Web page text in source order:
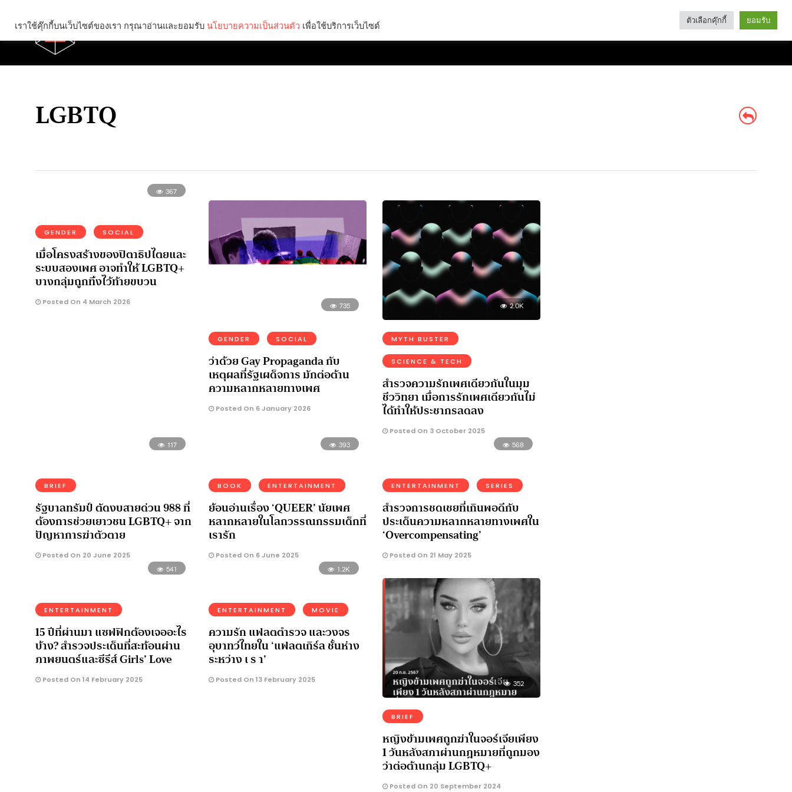
Categories
LGBTQ
367
GENDER SOCIAL
เมื่อโครงสร้างของปิตาธิปไตยและ
ระบบสองเพศ อาจทำให้ LGBTQ+
บางกลุ่มถูกทิ้งไว้ท้ายขบวน
Posted On 4 March 2026 735
GENDER SOCIAL
ว่าด้วย Gay Propaganda กับ
เหตุผลที่รัฐเผด็จการ มักต่อต้าน
ความหลากหลายทางเพศ
Posted On 6 January 2026
2.0K
MYTH BUSTER
SCIENCE & TECH
สำรวจความรักเพศเดียวกันในมุม
ชีววิทยา เมื่อการรักเพศเดียวกันไม่
ได้ทำให้ประชากรลดลง
Posted On 3 October 2025
117
BRIEF
รัฐบาลทรัมป์ ตัดงบสายด่วน 988 ที่
ต้องการช่วยเยาวชน LGBTQ+ จาก
ปัญหาการฆ่าตัวตาย
Posted On 20 June 2025
393
BOOK ENTERTAINMENT
ย้อนอ่านเรื่อง ‘QUEER’ นัยเพศ
หลากหลายในโลกวรรณกรรมเด็กที่
เรารัก
Posted On 6 June 2025
568
ENTERTAINMENT SERIES
สำรวจการชดเชยที่เกินพอดีกับ
ประเด็นความหลากหลายทางเพศใน
‘Overcompensating’
Posted On 21 May 2025
541
ENTERTAINMENT
15 ปีที่ผ่านมา แซฟฟิกต้องเจออะไร
บ้าง? สำรวจประเด็นที่สะท้อนผ่าน
ภาพยนตร์และซีรีส์ Girls’ Love
Posted On 14 February 2025
1.2K
ENTERTAINMENT MOVIE
ความรัก แฟลตตำรวจ และวงจร
อุบาทว์ไทยใน ‘แฟลตเกิร์ล ชั้นห่าง
ระหว่าง เ ร า’
Posted On 13 February 2025 352
BRIEF
หญิงข้ามเพศถูกฆ่าในจอร์เจียเพียง
1 วันหลังสภาผ่านกฎหมายที่ถูกมอง
ว่าต่อต้านกลุ่ม LGBTQ+
Posted On 20 September 2024
เราใช้คุ๊กกี้บนเว็บไซต์ของเรา กรุณาอ่านและยอมรับ นโยบายความเป็นส่วนตัว เพื่อใช้บริการเว็บไซต์ ตัวเลือกคุ๊กกี้ ยอมรับ